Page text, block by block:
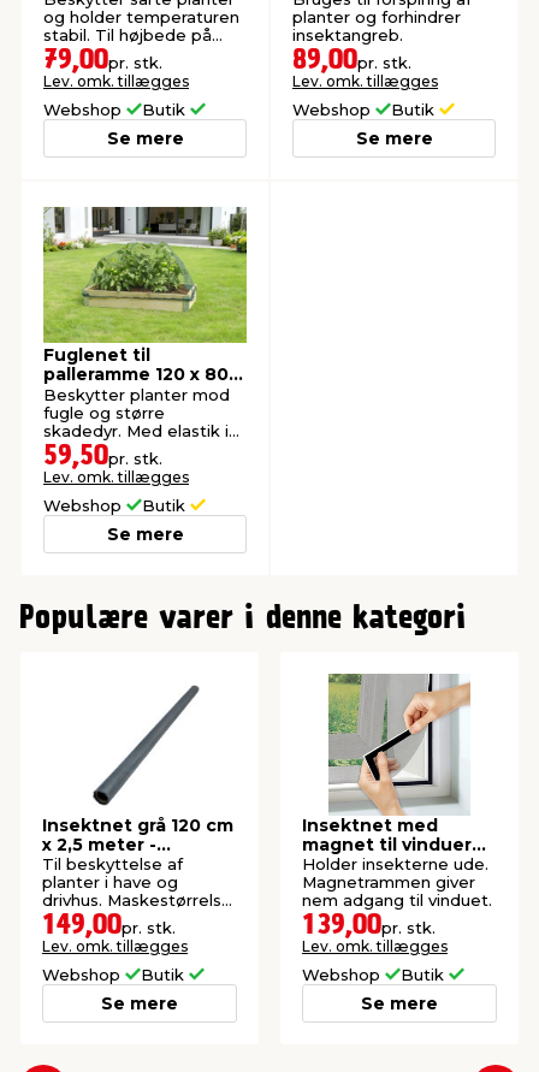
og holder temperaturen
stabil. Til højbede på
80×120 cm.
79,00pr. stk.
Lev. omk. tillægges
Webshop Butik
Se mere
planter og forhindrer
insektangreb.
89,00pr. stk.
Lev. omk. tillægges
Webshop Butik
Se mere
Fuglenet til
palleramme 120 x 80
cm - Garden®
Beskytter planter mod
fugle og større
skadedyr. Med elastik i
kanten.
59,50pr. stk.
Lev. omk. tillægges
Webshop Butik
Se mere
Populære varer i denne kategori
Insektnet grå 120 cm
x 2,5 meter -
Garden®
Til beskyttelse af
planter i have og
drivhus. Maskestørrelse:
1,4 mm.
149,00pr. stk.
Lev. omk. tillægges
Webshop Butik
Se mere
Insektnet med
magnet til vinduer
150 x 130 cm
Holder insekterne ude.
Magnetrammen giver
nem adgang til vinduet.
139,00pr. stk.
Lev. omk. tillægges
Webshop Butik
Se mere